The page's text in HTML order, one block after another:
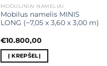
MODULINIAI NAMELIAI
Mobilus namelis MINIS
LONG (~7,05 x 3,60 x 3,00 m)
€10.800,00
Į KREPŠELĮ